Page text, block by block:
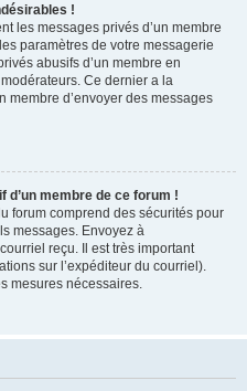
!
les messages privés d’un membre
paramètres de votre messagerie
abusifs d’un membre en
Ce dernier a la
membre d’envoyer des messages
d’un membre de ce forum !
forum comprend des sécurités pour
messages. Envoyez à
reçu. Il est très important
sur l’expéditeur du courriel).
mesures nécessaires.